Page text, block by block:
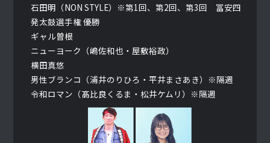
石田明（NON STYLE）※第1回、第2回、第3回 冨安四
発太鼓選手権 優勝
ギャル曽根
ニューヨーク（嶋佐和也・屋敷裕政）
横田真悠
男性ブランコ（浦井のりひろ・平井まさあき）※隔週
令和ロマン（髙比良くるま・松井ケムリ）※隔週